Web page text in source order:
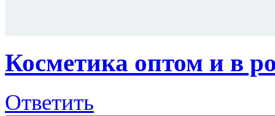
Косметика оптом и в
Ответить